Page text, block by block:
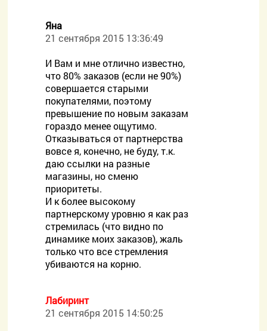
Яна
21 сентября 2015 13:36:49
И Вам и мне отлично известно,
что 80% заказов (если не 90%)
совершается старыми
покупателями, поэтому
превышение по новым заказам
гораздо менее ощутимо.
Отказываться от партнерства
вовсе я, конечно, не буду, т.к.
даю ссылки на разные
магазины, но сменю
приоритеты.
И к более высокому
партнерскому уровню я как раз
стремилась (что видно по
динамике моих заказов), жаль
только что все стремления
убиваются на корню.
Лабиринт
21 сентября 2015 14:50:25